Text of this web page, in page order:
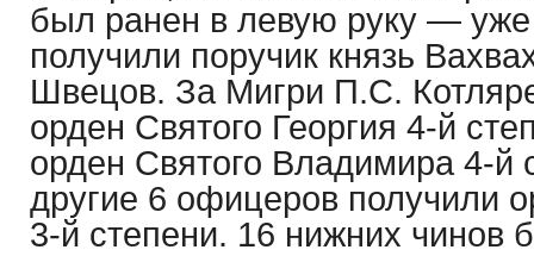
был ранен в левую руку —
получили поручик князь
Швецов. За Мигри П.С.
орден Святого Георгия 4-й
орден Святого Владимира 4-й
другие 6 офицеров получили
3-й степени. 16 нижних чинов